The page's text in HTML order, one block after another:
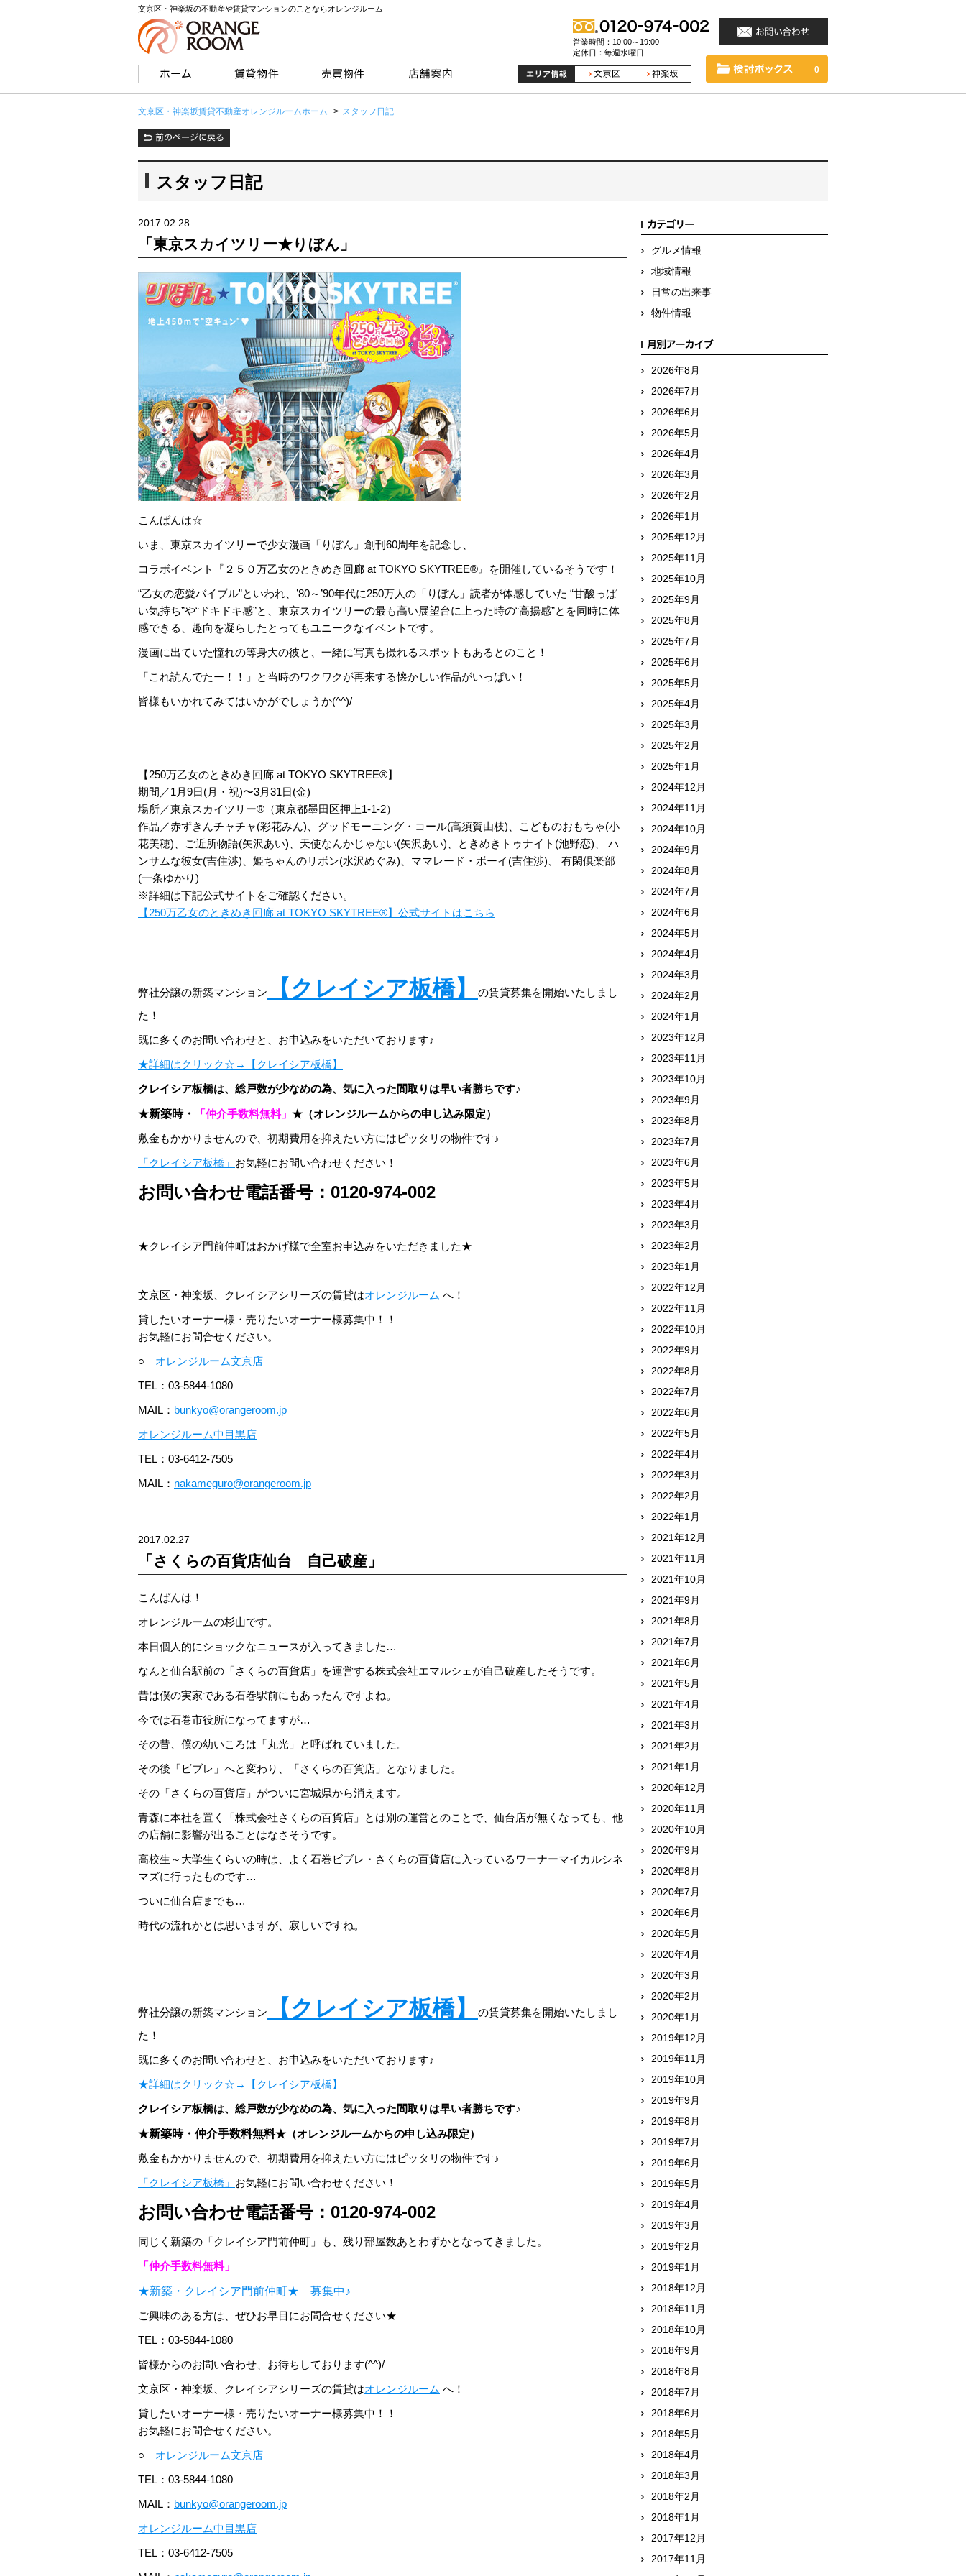
文京区・神楽坂の不動産や賃貸マンションのことならオレンジルーム
営業時間：10:00～19:00
定休日：毎週水曜日
0
文京区・神楽坂賃貸不動産オレンジルームホーム > スタッフ日記
スタッフ日記
2017.02.28
「東京スカイツリー★りぼん」
こんばんは☆
いま、東京スカイツリーで少女漫画「りぼん」創刊60周年を記念し、
コラボイベント『２５０万乙女のときめき回廊 at TOKYO SKYTREE®』を開催しているそうです！
“乙女の恋愛バイブル”といわれ、’80～’90年代に250万人の「りぼん」読者が体感していた “甘酸っぱ
い気持ち”や“ドキドキ感”と、東京スカイツリーの最も高い展望台に上った時の“高揚感”とを同時に体
感できる、趣向を凝らしたとってもユニークなイベントです。
漫画に出ていた憧れの等身大の彼と、一緒に写真も撮れるスポットもあるとのこと！
「これ読んでたー！！」と当時のワクワクが再来する懐かしい作品がいっぱい！
皆様もいかれてみてはいかがでしょうか(^^)/
【250万乙女のときめき回廊 at TOKYO SKYTREE®︎】
期間／1月9日(月・祝)〜3月31日(金)
場所／東京スカイツリー®（東京都墨田区押上1-1-2）
作品／赤ずきんチャチャ(彩花みん)、グッドモーニング・コール(高須賀由枝)、こどものおもちゃ(小
花美穂)、ご近所物語(矢沢あい)、天使なんかじゃない(矢沢あい)、ときめきトゥナイト(池野恋)、 ハ
ンサムな彼女(吉住渉)、姫ちゃんのリボン(水沢めぐみ)、ママレード・ボーイ(吉住渉)、 有閑倶楽部
(一条ゆかり)
※詳細は下記公式サイトをご確認ください。
【250万乙女のときめき回廊 at TOKYO SKYTREE®︎】公式サイトはこちら
弊社分譲の新築マンション 【クレイシア板橋】
の賃貸募集を開始いたしまし
た！
既に多くのお問い合わせと、お申込みをいただいております♪
★詳細はクリック☆→【クレイシア板橋】
クレイシア板橋は、総戸数が少なめの為、気に入った間取りは早い者勝ちです♪
★新築時・ 「仲介手数料無料」 ★（オレンジルームからの申し込み限定）
敷金もかかりませんので、初期費用を抑えたい方にはピッタリの物件です♪
「クレイシア板橋」 お気軽にお問い合わせください！
お問い合わせ電話番号：0120-974-002
★クレイシア門前仲町はおかげ様で全室お申込みをいただきました★
文京区・神楽坂、クレイシアシリーズの賃貸はオレンジルーム へ！
貸したいオーナー様・売りたいオーナー様募集中！！
お気軽にお問合せください。
○ オレンジルーム文京店
TEL：03-5844-1080
MAIL： bunkyo@orangeroom.jp
オレンジルーム中目黒店
TEL：03-6412-7505
MAIL： nakameguro@orangeroom.jp
2017.02.27
「さくらの百貨店仙台 自己破産」
こんばんは！
オレンジルームの杉山です。
本日個人的にショックなニュースが入ってきました…
なんと仙台駅前の「さくらの百貨店」を運営する株式会社エマルシェが自己破産したそうです。
昔は僕の実家である石巻駅前にもあったんですよね。
今では石巻市役所になってますが…
その昔、僕の幼いころは「丸光」と呼ばれていました。
その後「ビブレ」へと変わり、「さくらの百貨店」となりました。
その「さくらの百貨店」がついに宮城県から消えます。
青森に本社を置く「株式会社さくらの百貨店」とは別の運営とのことで、仙台店が無くなっても、他
の店舗に影響が出ることはなさそうです。
高校生～大学生くらいの時は、よく石巻ビブレ・さくらの百貨店に入っているワーナーマイカルシネ
マズに行ったものです…
ついに仙台店までも…
時代の流れかとは思いますが、寂しいですね。
弊社分譲の新築マンション 【クレイシア板橋】
の賃貸募集を開始いたしまし
た！
既に多くのお問い合わせと、お申込みをいただいております♪
★詳細はクリック☆→【クレイシア板橋】
クレイシア板橋は、総戸数が少なめの為、気に入った間取りは早い者勝ちです♪
★新築時・仲介手数料無料★（オレンジルームからの申し込み限定）
敷金もかかりませんので、初期費用を抑えたい方にはピッタリの物件です♪
「クレイシア板橋」 お気軽にお問い合わせください！
お問い合わせ電話番号：0120-974-002
同じく新築の「クレイシア門前仲町」も、残り部屋数あとわずかとなってきました。
「仲介手数料無料」
★新築・クレイシア門前仲町★ 募集中♪
ご興味のある方は、ぜひお早目にお問合せください★
TEL：03-5844-1080
皆様からのお問い合わせ、お待ちしております(^^)/
文京区・神楽坂、クレイシアシリーズの賃貸はオレンジルーム へ！
貸したいオーナー様・売りたいオーナー様募集中！！
お気軽にお問合せください。
○ オレンジルーム文京店
TEL：03-5844-1080
MAIL： bunkyo@orangeroom.jp
オレンジルーム中目黒店
TEL：03-6412-7505
グルメ情報
地域情報
日常の出来事
物件情報
2026年8月
2026年7月
2026年6月
2026年5月
2026年4月
2026年3月
2026年2月
2026年1月
2025年12月
2025年11月
2025年10月
2025年9月
2025年8月
2025年7月
2025年6月
2025年5月
2025年4月
2025年3月
2025年2月
2025年1月
2024年12月
2024年11月
2024年10月
2024年9月
2024年8月
2024年7月
2024年6月
2024年5月
2024年4月
2024年3月
2024年2月
2024年1月
2023年12月
2023年11月
2023年10月
2023年9月
2023年8月
2023年7月
2023年6月
2023年5月
2023年4月
2023年3月
2023年2月
2023年1月
2022年12月
2022年11月
2022年10月
2022年9月
2022年8月
2022年7月
2022年6月
2022年5月
2022年4月
2022年3月
2022年2月
2022年1月
2021年12月
2021年11月
2021年10月
2021年9月
2021年8月
2021年7月
2021年6月
2021年5月
2021年4月
2021年3月
2021年2月
2021年1月
2020年12月
2020年11月
2020年10月
2020年9月
2020年8月
2020年7月
2020年6月
2020年5月
2020年4月
2020年3月
2020年2月
2020年1月
2019年12月
2019年11月
2019年10月
2019年9月
2019年8月
2019年7月
2019年6月
2019年5月
2019年4月
2019年3月
2019年2月
2019年1月
2018年12月
2018年11月
2018年10月
2018年9月
2018年8月
2018年7月
2018年6月
2018年5月
2018年4月
2018年3月
2018年2月
2018年1月
2017年12月
2017年11月